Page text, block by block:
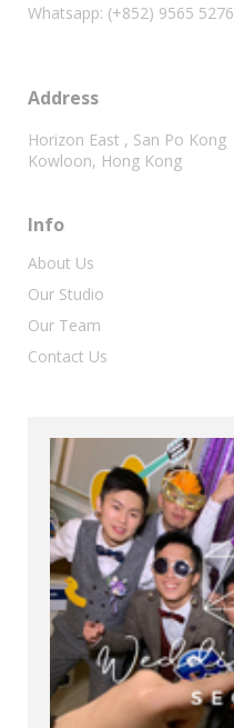
Whatsapp: (+852) 9565 5276
Address
Horizon East , San Po Kong
Kowloon, Hong Kong
Info
About Us
Our Studio
Our Team
Contact Us